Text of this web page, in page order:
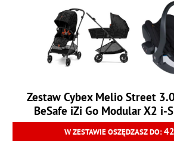
Zestaw Cybex Melio Street
BeSafe iZi Go Modular X2 i-
W ZESTAWIE OSZĘDZASZ DO: